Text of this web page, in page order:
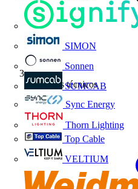
SIMON
Sonnen
SUMCAB
Sync Energy
Thorn Lighting
Top Cable
VELTIUM
Artículos técnicos